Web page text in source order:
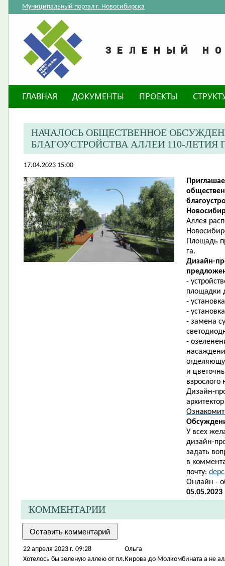
Муниципальный портал г. Новосибирска
ГЛАВНАЯ ДОКУМЕНТЫ ПРОЕКТЫ
НАЧАЛОСЬ ОБЩЕСТВЕННОЕ
БЛАГОУСТРОЙСТВА АЛЛЕИ 110-ЛЕТИЯ
17.04.2023 15:00
Аллея
Площадь
га.
Дизайн-
-
площадки
-
-
- замена
-
и
взрослого
Дизайн-
У всех
дизайн-
задать
в
почту:
Онлайн -
05.05.2023
КОММЕНТАРИИ
22 апреля 2023 г. 09:28
Ольга
Хотелось бы зеленую аллею от пл.Кирова до Молкомбината а не